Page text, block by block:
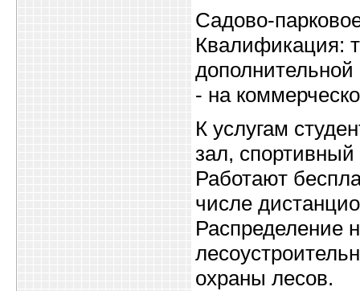
Садово-
Квалификация:
- на
К услугам
зал, спортивный
Работают
числе
Распределение
охраны лесов.